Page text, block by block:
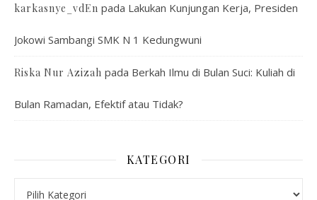
karkasnye_vdEn pada Lakukan Kunjungan Kerja, Presiden
Jokowi Sambangi SMK N 1 Kedungwuni
Riska Nur Azizah pada Berkah Ilmu di Bulan Suci: Kuliah di
Bulan Ramadan, Efektif atau Tidak?
KATEGORI